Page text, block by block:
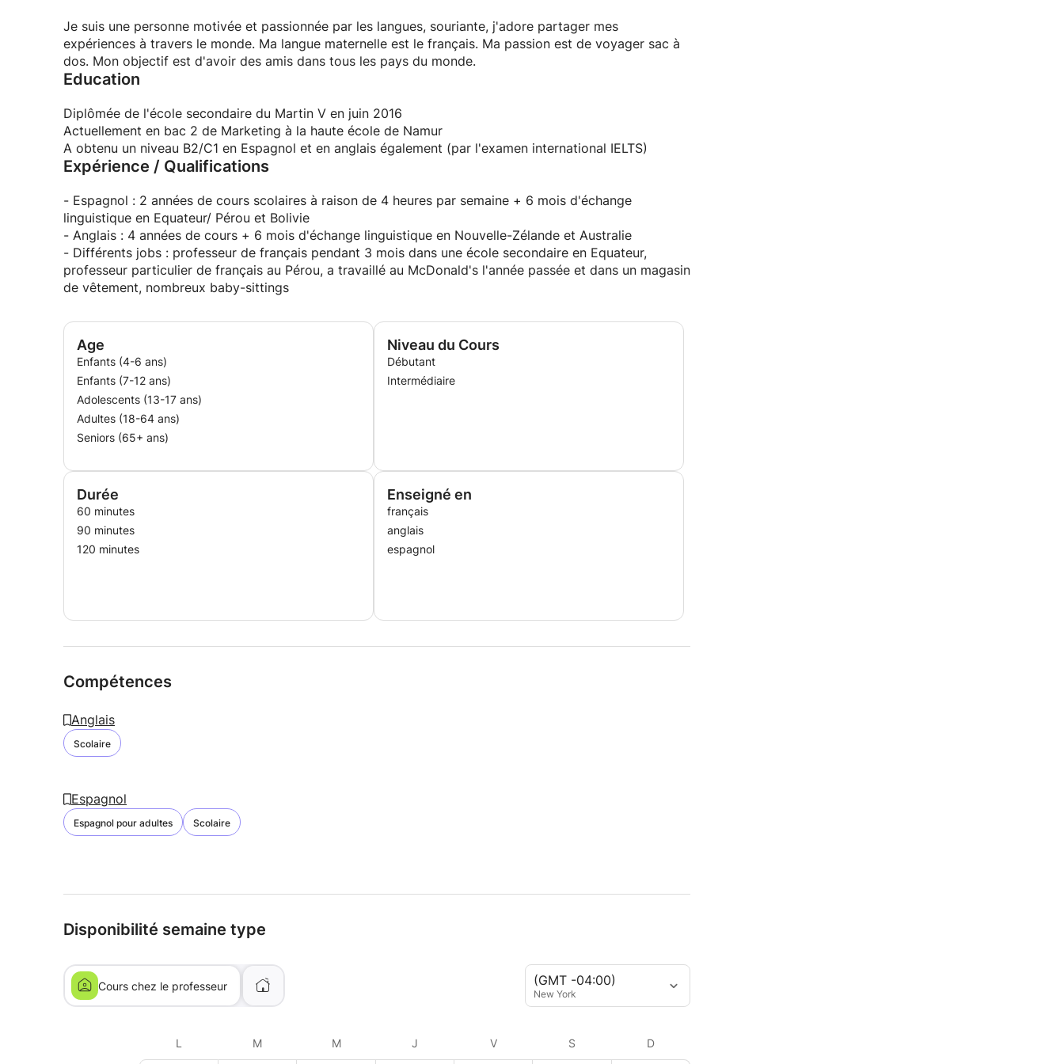
Je suis une personne motivée et passionnée par les langues, souriante, j'adore partager mes
expériences à travers le monde. Ma langue maternelle est le français. Ma passion est de voyager sac à
dos. Mon objectif est d'avoir des amis dans tous les pays du monde.
Education
Diplômée de l'école secondaire du Martin V en juin 2016
Actuellement en bac 2 de Marketing à la haute école de Namur
A obtenu un niveau B2/C1 en Espagnol et en anglais également (par l'examen international IELTS)
Expérience / Qualifications
- Espagnol : 2 années de cours scolaires à raison de 4 heures par semaine + 6 mois d'échange
linguistique en Equateur/ Pérou et Bolivie
- Anglais : 4 années de cours + 6 mois d'échange linguistique en Nouvelle-Zélande et Australie
- Différents jobs : professeur de français pendant 3 mois dans une école secondaire en Equateur,
professeur particulier de français au Pérou, a travaillé au McDonald's l'année passée et dans un magasin
de vêtement, nombreux baby-sittings
Age
Enfants (4-6 ans)
Enfants (7-12 ans)
Adolescents (13-17 ans)
Adultes (18-64 ans)
Seniors (65+ ans)
Niveau du Cours
Débutant
Intermédiaire
Durée
60 minutes
90 minutes
120 minutes
Enseigné en
français
anglais
espagnol
Compétences
Anglais
Scolaire
Espagnol
Espagnol pour adultes Scolaire
Disponibilité semaine type
(GMT -04:00)
New York
Cours chez le professeur
L M M J V S D